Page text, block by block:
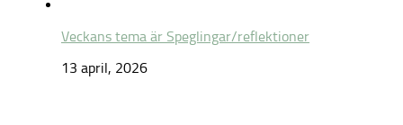
Veckans tema är Speglingar/reflektioner
13 april, 2026